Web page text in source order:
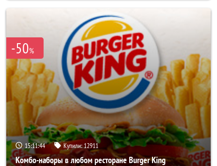
-50%
15:11:40 Купили:12911
Комбо-наборы в любом ресторане Burger King